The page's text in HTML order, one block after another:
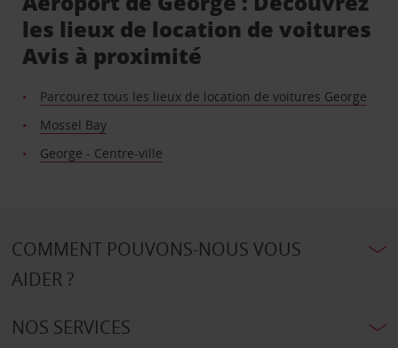
les lieux de location de voitures
Avis à proximité
Parcourez tous les lieux de location de voitures George
Mossel Bay
George - Centre-ville
COMMENT POUVONS-NOUS VOUS
AIDER ?
NOS SERVICES